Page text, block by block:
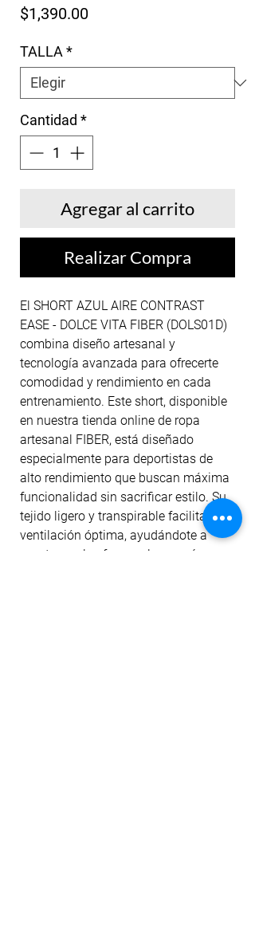
$1,390.00Precio
TALLA *
Cantidad *
Agregar al carrito
Realizar Compra
El SHORT AZUL AIRE CONTRAST
EASE - DOLCE VITA FIBER (DOLS01D)
combina diseño artesanal y
tecnología avanzada para ofrecerte
comodidad y rendimiento en cada
entrenamiento. Este short, disponible
en nuestra tienda online de ropa
artesanal FIBER, está diseñado
especialmente para deportistas de
alto rendimiento que buscan máxima
funcionalidad sin sacrificar estilo. Su
tejido ligero y transpirable facilita una
ventilación óptima, ayudándote a
mantener el enfoque y la energía